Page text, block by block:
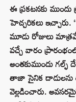
ఈ ప్రకటనకు ముందు
హెచ్చరికలు ఇచ్చారు.
మూడు రోజులు
వచ్చే వారం
అంతకుముందు
తాజా సైనిక దాడులను
వెల్లడించారు.